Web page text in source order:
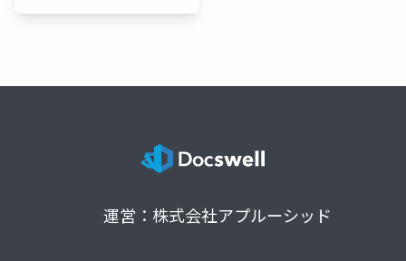
運営：株式会社アプルーシッド